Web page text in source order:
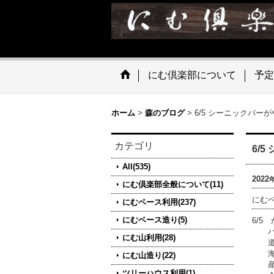
にむ倶楽部について 予
ホーム > 森のブログ > 6/5 シーニックバーが
カテゴリ
All(535)
にむ倶楽部全般について(11)
にむベース利用(237)
にむベース造り(5)
にむ山利用(28)
にむ山造り(22)
6/5
2022
にむ
6/5
バ
道
海
産